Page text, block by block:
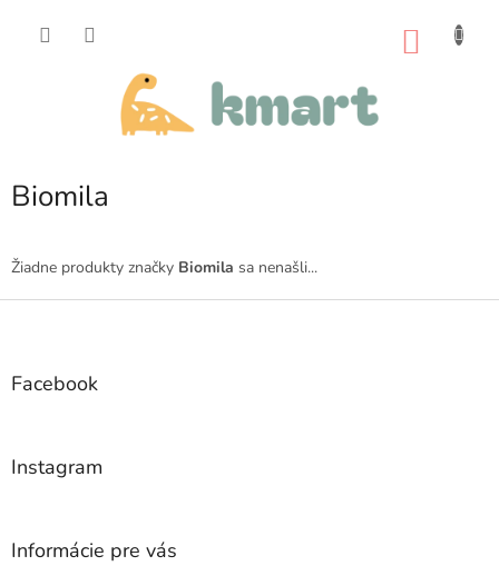
Biomila
Žiadne produkty značky Biomila sa nenašli...
Z
Facebook
Instagram
Informácie pre vás